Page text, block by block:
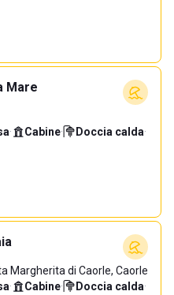
Mare
· Cabine· Doccia calda·
Margherita di Caorle, Caorle
· Cabine· Doccia calda·